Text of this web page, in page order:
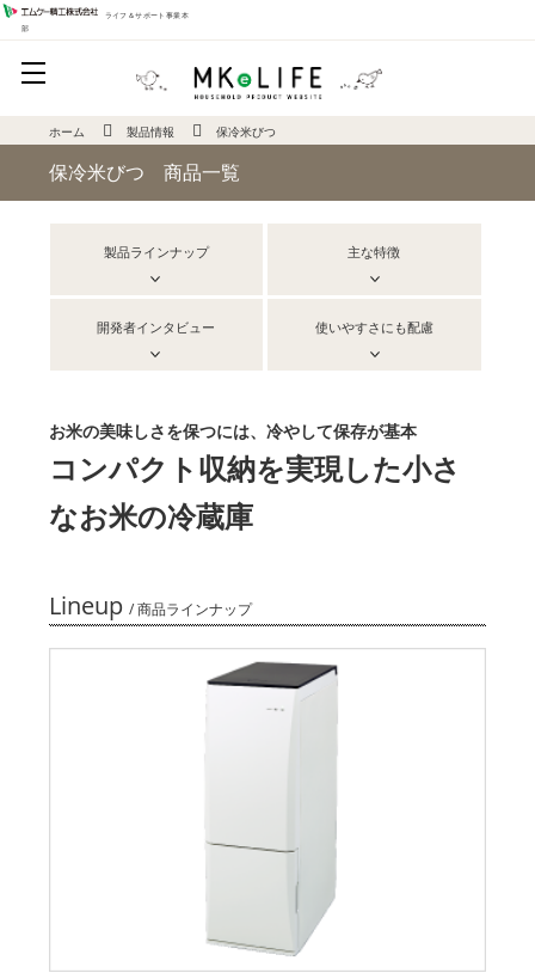
ライフ＆サポート事業本
部
ホーム 製品情報 保冷米びつ
保冷米びつ 商品一覧
製品ラインナップ 主な特徴
開発者インタビュー 使いやすさにも配慮
お米の美味しさを保つには、冷やして保存が基本
コンパクト収納を実現した小さ
なお米の冷蔵庫
Lineup/ 商品ラインナップ